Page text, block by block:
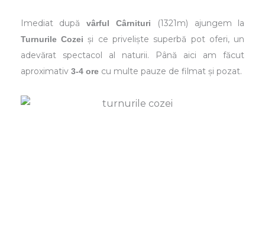
Imediat dupăvârful Cârnituri (1321m) ajungem la
Turnurile Cozei și ce priveliște superbă pot oferi, un
adevărat spectacol al naturii. Până aici am făcut
aproximativ 3-4 orecu multe pauze de filmat și pozat.